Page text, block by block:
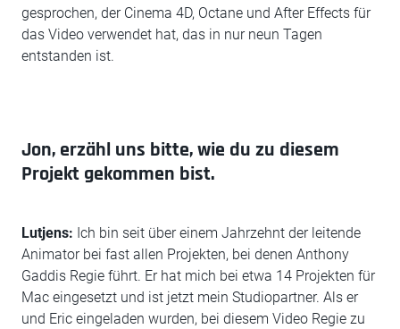
gesprochen, der Cinema 4D, Octane und After Effects für
das Video verwendet hat, das in nur neun Tagen
entstanden ist.
Jon, erzähl uns bitte, wie du zu diesem
Projekt gekommen bist.
Lutjens: Ich bin seit über einem Jahrzehnt der leitende
Animator bei fast allen Projekten, bei denen Anthony
Gaddis Regie führt. Er hat mich bei etwa 14 Projekten für
Mac eingesetzt und ist jetzt mein Studiopartner. Als er
und Eric eingeladen wurden, bei diesem Video Regie zu